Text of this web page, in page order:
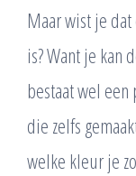
Maar wist je dat
is? Want je kan
bestaat wel
die zelfs
welke kleur je